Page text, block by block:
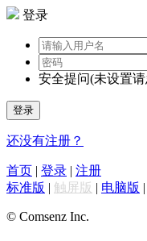
登录
安全提问(未设置
登录
还没有注册？
首页 | 登录 | 注册
标准版 | 触屏版 | 电脑版 |
© Comsenz Inc.